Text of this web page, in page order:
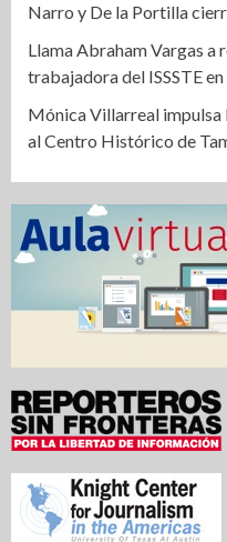
Narro y De la Portilla
Llama Abraham Vargas a
trabajadora del ISSSTE
Mónica Villarreal impulsa
al Centro Histórico de